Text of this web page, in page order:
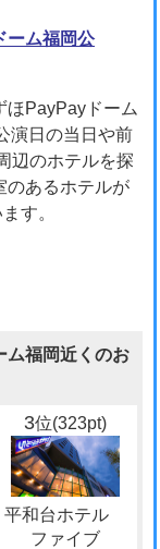
ーム福岡公
PayPayドーム
演日の当日や前
辺のホテルを探
のあるホテルが
す。
ム福岡近くのお
3位(323pt)
平和台ホテル
ファイブ